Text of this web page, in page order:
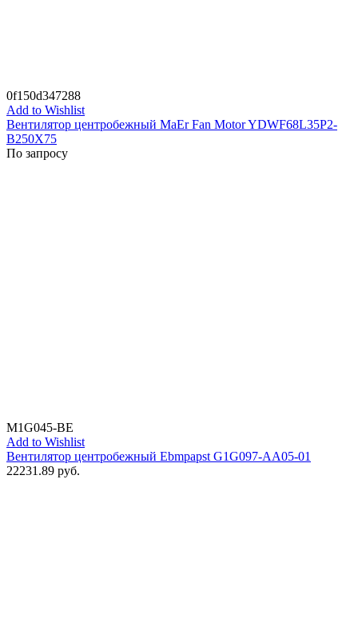
0f150d347288
Add to Wishlist
Вентилятор центробежный MaEr Fan Motor YDWF68L35P2-
B250X75
По запросу
M1G045-BE
Add to Wishlist
Вентилятор центробежный Ebmpapst G1G097-AA05-01
22231.89 руб.